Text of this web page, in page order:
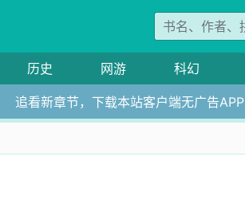
历史 网游 科幻
追看新章节，下载本站客户端无广告APP